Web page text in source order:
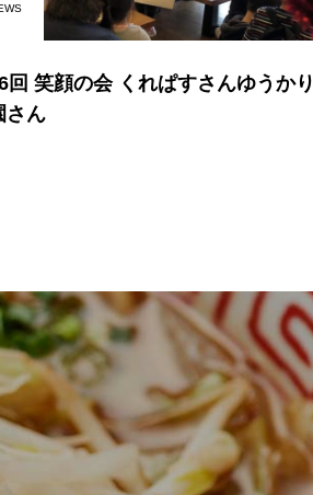
回 笑顔の会 くれぱすさんゆうかり
さん